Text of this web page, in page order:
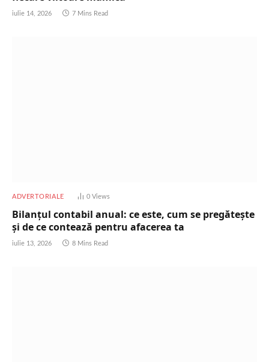
iulie 14, 2026 7 Mins Read
ADVERTORIALE 0 Views
Bilanțul contabil anual: ce este, cum se pregătește
și de ce contează pentru afacerea ta
iulie 13, 2026 8 Mins Read